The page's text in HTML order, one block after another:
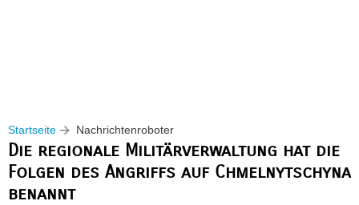
Startseite Nachrichtenroboter
Die regionale Militärverwaltung hat die
Folgen des Angriffs auf Chmelnytschyna
benannt